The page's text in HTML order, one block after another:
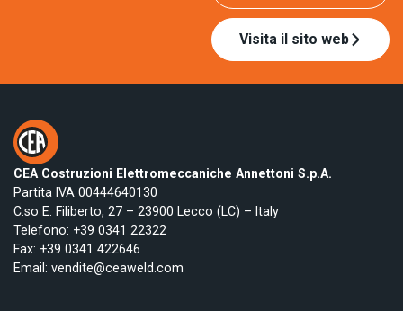
Visita il sito web
CEA Costruzioni Elettromeccaniche Annettoni S.p.A.
Partita IVA 00444640130
C.so E. Filiberto, 27 – 23900 Lecco (LC) – Italy
Telefono: +39 0341 22322
Fax: +39 0341 422646
Email: vendite@ceaweld.com